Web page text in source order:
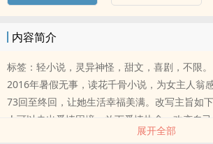
内容简介
标签：轻小说，灵异神怪，甜文，喜剧，不限。
2016年暑假无事，读花千骨小说，为女主人翁
73回至终回，让她生活幸福美满。改写主旨如
人可以走出爱情困境，放下爱情执念，改变自己
爱情可以喜乐幸福，不必揪心虐肝。
展开全部